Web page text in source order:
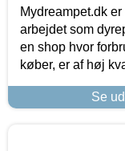
Mydreampet.dk
arbejdet som
en shop hvor
køber, er af høj
Se